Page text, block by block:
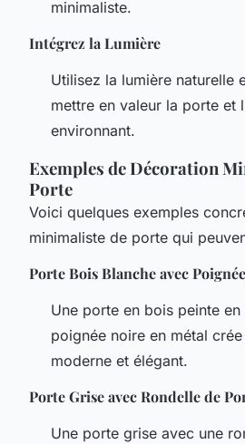
minimaliste.
Intégrez la Lumière
Utilisez la lumière naturelle
mettre en valeur la porte et
environnant.
Exemples de Décoration
Porte
Voici quelques exemples
minimaliste de porte qui
Porte Bois Blanche avec
Une porte en bois peinte
poignée noire en métal
moderne et élégant.
Porte Grise avec Rondelle de
Une porte grise avec une